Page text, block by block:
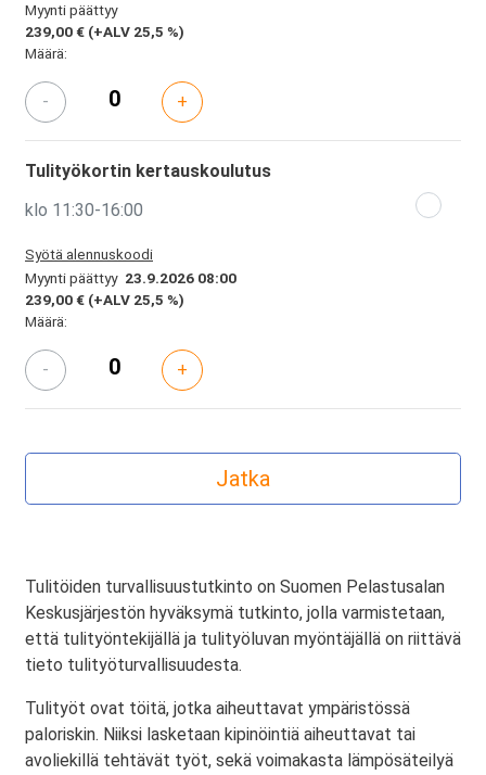
Myynti päättyy
239,00 € (+ALV 25,5 %)
Määrä:
- +
Tulityökortin kertauskoulutus
klo 11:30-16:00
Syötä alennuskoodi
Myynti päättyy 23.9.2026 08:00
239,00 € (+ALV 25,5 %)
Määrä:
- +
Tulitöiden turvallisuustutkinto on Suomen Pelastusalan
Keskusjärjestön hyväksymä tutkinto, jolla varmistetaan,
että tulityöntekijällä ja tulityöluvan myöntäjällä on riittävä
tieto tulityöturvallisuudesta.
Tulityöt ovat töitä, jotka aiheuttavat ympäristössä
paloriskin. Niiksi lasketaan kipinöintiä aiheuttavat tai
avoliekillä tehtävät työt, sekä voimakasta lämpösäteilyä